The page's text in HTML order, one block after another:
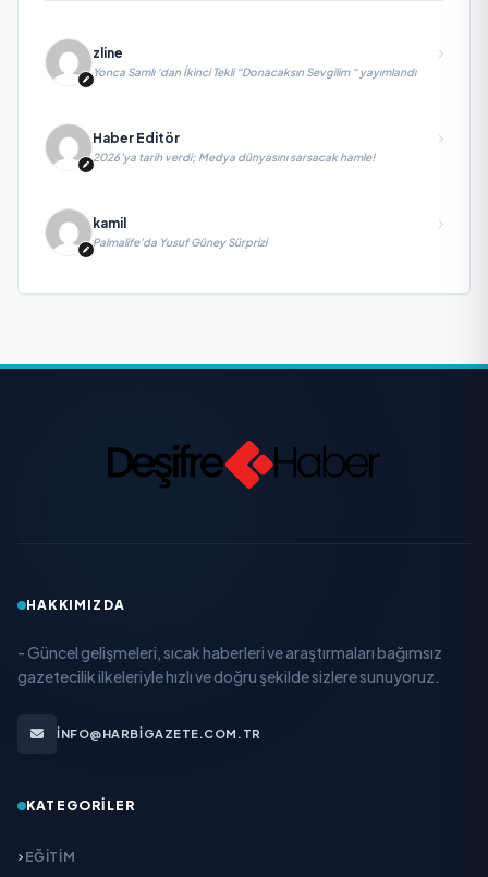
zline
Yonca Samlı ‘dan İkinci Tekli “Donacaksın Sevgilim “ yayımlandı
Haber Editör
2026’ya tarih verdi; Medya dünyasını sarsacak hamle!
kamil
Palmalife’da Yusuf Güney Sürprizi
HAKKIMIZDA
- Güncel gelişmeleri, sıcak haberleri ve araştırmaları bağımsız
gazetecilik ilkeleriyle hızlı ve doğru şekilde sizlere sunuyoruz.
INFO@HARBIGAZETE.COM.TR
KATEGORILER
EĞITIM